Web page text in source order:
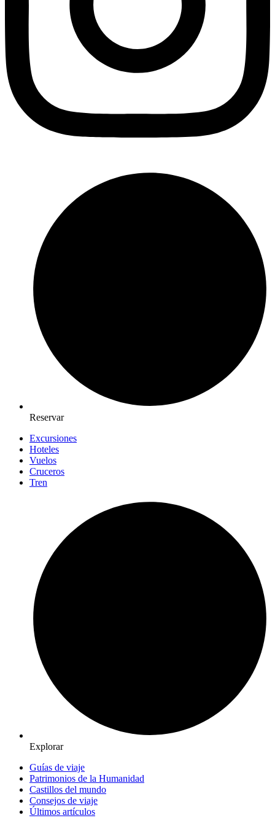
Reservar
Excursiones
Hoteles
Vuelos
Cruceros
Tren
Explorar
Guías de viaje
Patrimonios de la Humanidad
Castillos del mundo
Consejos de viaje
Últimos artículos